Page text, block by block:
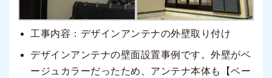
工事内容：デザインアンテナの外壁取り付け
デザインアンテナの壁面設置事例です。外壁がベ
ージュカラーだったため、アンテナ本体も【ベー